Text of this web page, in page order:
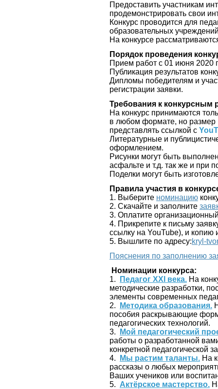
Предоставить участникам
продемонстрировать свои
Конкурс проводится для
образовательных
На конкурсе
Порядок проведения
Прием работ с 01 июня 2020
Публикация результатов
Дипломы победителям и
регистрации заявки.
Требования к конкурсным
На конкурс принимаются
в любом формате, но
представлять ссылкой с
Литературные и
оформлением.
Рисунки могут быть
асфальте и т.д. так же и при
Поделки могут быть
Правила участия в
1. Выберите номинацию
2. Скачайте и заполните
3. Оплатите
4. Прикрепите к письму
ссылку на YouTube), и копию
5. Вышлите по адресу:kryl-
Пояснения по заполнению
Номинации конкурса:
1.
Педагог ХХI века. На
методические разработки,
элементы современных
2.
Методика образования.
пособия раскрывающие
педагогических технологий.
3.
Мой педагогический
работы о разработанной
конкретной педагогической
4.
Мы растим таланты. На
рассказы о любых
Ваших учеников или
5. Актёрское мастерство.